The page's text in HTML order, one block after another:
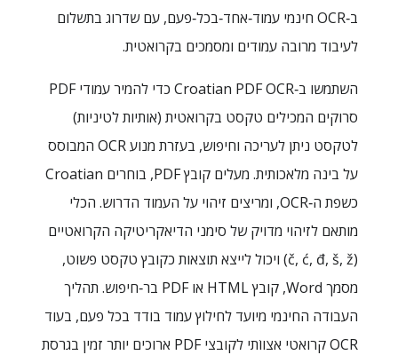
ב‑OCR חינמי עמוד‑אחד‑בכל‑פעם, עם שדרוג בתשלום
לעיבוד מרובה עמודים ומסמכים בקרואטית.
השתמשו ב‑Croatian PDF OCR כדי להמיר עמודי PDF
סרוקים המכילים טקסט בקרואטית (אותיות לטיניות)
לטקסט ניתן לעריכה וחיפוש, בעזרת מנוע OCR המבוסס
על בינה מלאכותית. מעלים קובץ PDF, בוחרים Croatian
כשפת ה‑OCR, ומריצים זיהוי על העמוד הדרוש. הכלי
מותאם לזיהוי מדויק של סימני הדיאקריטיקה הקרואטיים
(č, ć, đ, š, ž) ויכול לייצא תוצאות כקובץ טקסט פשוט,
מסמך Word, קובץ HTML או PDF בר‑חיפוש. תהליך
העבודה החינמי מיועד לחילוץ עמוד בודד בכל פעם, בעוד
OCR קרואטי אצווֹתי לקובצי PDF ארוכים יותר זמין בגרסת